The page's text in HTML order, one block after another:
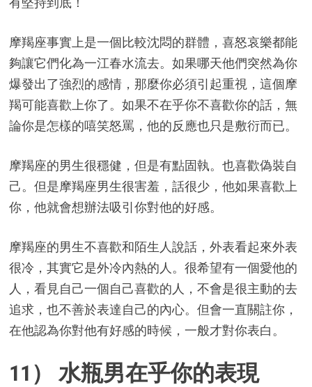
摩羯座事實上是一個比較沈悶的群體，喜怒哀樂都能
夠讓它們化為一江春水流去。如果哪天他們突然為你
爆發出了強烈的感情，那麼你必須引起重視，這個摩
羯可能喜歡上你了。如果不在乎你不喜歡你的話，無
論你是怎樣的嘻笑怒罵，他的反應也只是敷衍而已。
摩羯座的男生很穩健，但是有點固執。也喜歡偽裝自
己。但是摩羯座男生很害羞，話很少，他如果喜歡上
你，他就會想辦法吸引你對他的好感。
摩羯座的男生不喜歡和陌生人說話，外表看起來外表
很冷，其實它是外冷內熱的人。很希望有一個愛他的
人，看見自己一個自己喜歡的人，不會是很主動的去
追求，也不善於表達自己的內心。但會一直關註你，
在他認為你對他有好感的時候，一般才對你表白。
11） 水瓶男在乎你的表現